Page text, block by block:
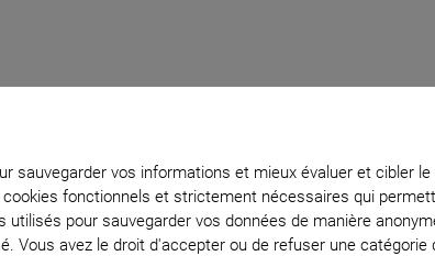
sauvegarder vos informations et mieux évaluer et cibler
fonctionnels et strictement nécessaires qui
pour sauvegarder vos données de manière
Vous avez le droit d'accepter ou de refuser une catégorie
of the
Integrators, and Researchers